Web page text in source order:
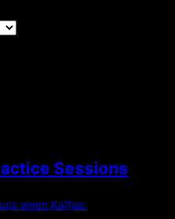
Sessions
einen Kaffee.